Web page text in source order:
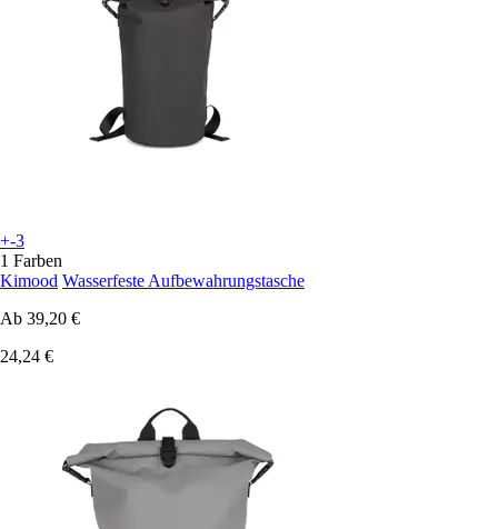
+-3
1 Farben
Kimood Wasserfeste Aufbewahrungstasche
Ab 39,20 €
24,24 €